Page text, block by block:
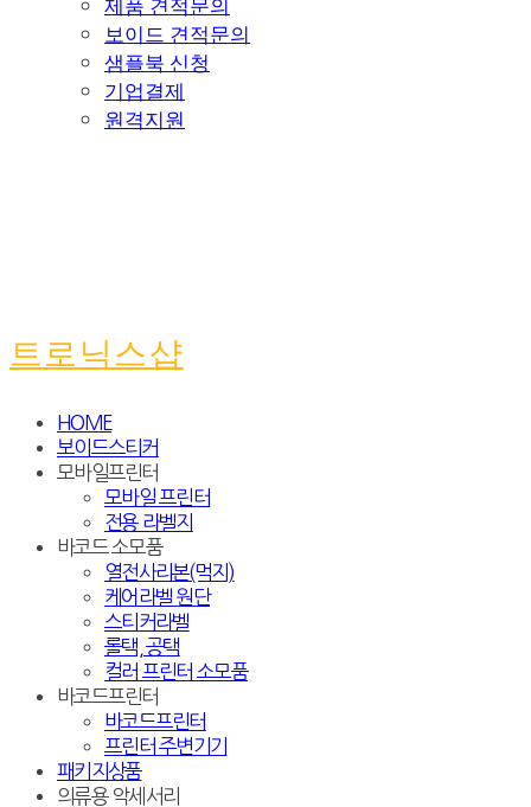
보이드 견적문의
샘플북 신청
기업결제
원격지원
트로닉스샵
HOME
보이드스티커
모바일프린터
모바일 프린터
전용 라벨지
바코드 소모품
열전사리본(먹지)
케어라벨 원단
스티커라벨
롤택, 공택
컬러 프린터 소모품
바코드프린터
바코드프린터
프린터 주변기기
패키지상품
의류용 악세서리